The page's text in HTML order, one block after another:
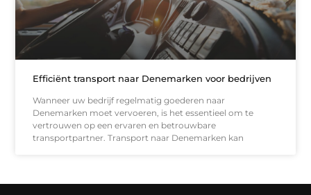
Efficiënt transport naar Denemarken voor bedrijven
Wanneer uw bedrijf regelmatig goederen naar
Denemarken moet vervoeren, is het essentieel om te
vertrouwen op een ervaren en betrouwbare
transportpartner. Transport naar Denemarken kan